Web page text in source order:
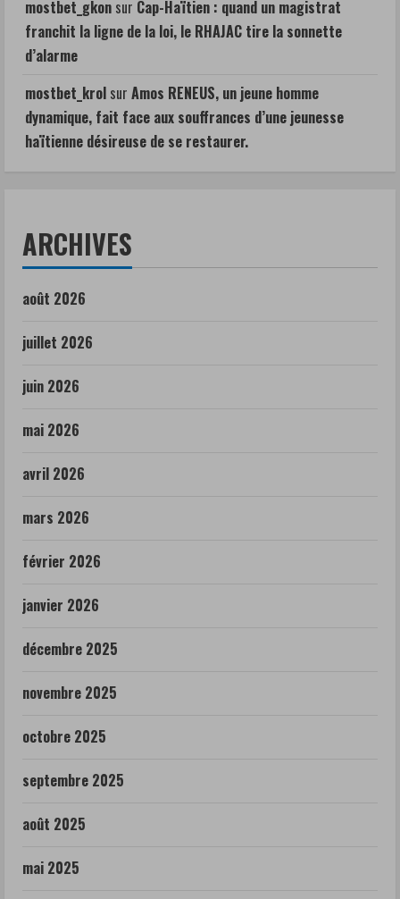
mostbet_gkon sur Cap-Haïtien : quand un magistrat
franchit la ligne de la loi, le RHAJAC tire la sonnette
d’alarme
mostbet_krol sur Amos RENEUS, un jeune homme
dynamique, fait face aux souffrances d’une jeunesse
haïtienne désireuse de se restaurer.
ARCHIVES
août 2026
juillet 2026
juin 2026
mai 2026
avril 2026
mars 2026
février 2026
janvier 2026
décembre 2025
novembre 2025
octobre 2025
septembre 2025
août 2025
mai 2025